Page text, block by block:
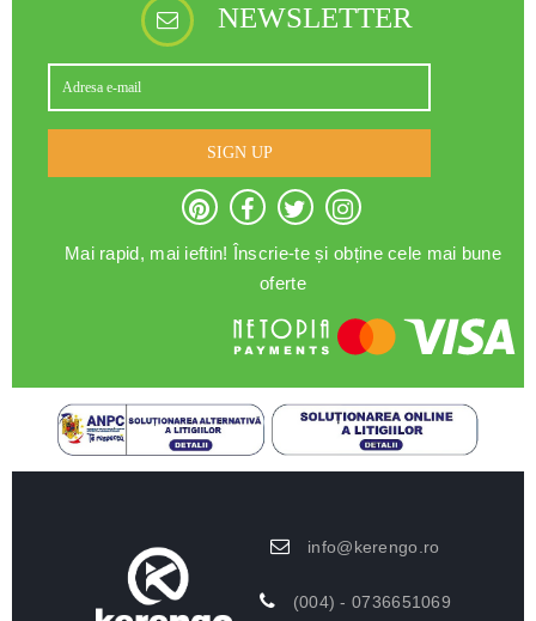
NEWSLETTER
SIGN UP
Mai rapid, mai ieftin! Înscrie-te și obține cele mai bune
oferte
info@kerengo.ro
(004) - 0736651069